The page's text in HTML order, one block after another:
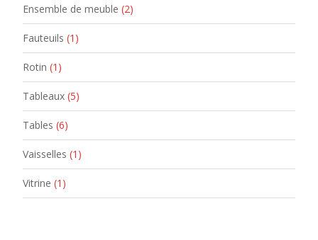
Ensemble de meuble (2)
Fauteuils (1)
Rotin (1)
Tableaux (5)
Tables (6)
Vaisselles (1)
Vitrine (1)